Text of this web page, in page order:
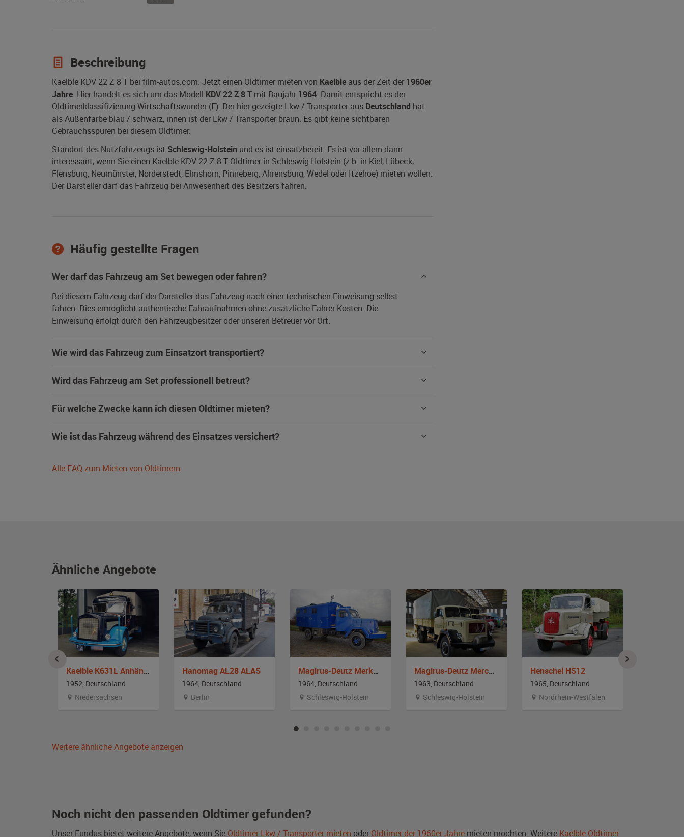
Beschreibung
Kaelble KDV 22 Z 8 T bei film-autos.com: Jetzt einen Oldtimer mieten von Kaelble aus der Zeit der 1960er
Jahre. Hier handelt es sich um das Modell KDV 22 Z 8 T mit Baujahr 1964. Damit entspricht es der
Oldtimerklassifizierung Wirtschaftswunder (F). Der hier gezeigte Lkw / Transporter aus Deutschland hat
als Außenfarbe blau / schwarz, innen ist der Lkw / Transporter braun. Es gibt keine sichtbaren
Gebrauchsspuren bei diesem Oldtimer.
Standort des Nutzfahrzeugs ist Schleswig-Holstein und es ist einsatzbereit. Es ist vor allem dann
interessant, wenn Sie einen Kaelble KDV 22 Z 8 T Oldtimer in Schleswig-Holstein (z.b. in Kiel, Lübeck,
Flensburg, Neumünster, Norderstedt, Elmshorn, Pinneberg, Ahrensburg, Wedel oder Itzehoe) mieten wollen.
Der Darsteller darf das Fahrzeug bei Anwesenheit des Besitzers fahren.
Häufig gestellte Fragen
Wer darf das Fahrzeug am Set bewegen oder fahren?
Bei diesem Fahrzeug darf der Darsteller das Fahrzeug nach einer technischen Einweisung selbst
fahren. Dies ermöglicht authentische Fahraufnahmen ohne zusätzliche Fahrer-Kosten. Die
Einweisung erfolgt durch den Fahrzeugbesitzer oder unseren Betreuer vor Ort.
Wie wird das Fahrzeug zum Einsatzort transportiert?
Wird das Fahrzeug am Set professionell betreut?
Für welche Zwecke kann ich diesen Oldtimer mieten?
Wie ist das Fahrzeug während des Einsatzes versichert?
Alle FAQ zum Mieten von Oldtimern
Ähnliche Angebote
Kaelble K631L Anhängergespann
1952, Deutschland
Niedersachsen
Hanomag AL28 ALAS
1964, Deutschland
Berlin
Magirus-Deutz Merkur 120 AL
1964, Deutschland
Schleswig-Holstein
Magirus-Deutz Mercur 120
1963, Deutschland
Schleswig-Holstein
Henschel HS12
1965, Deutschland
Nordrhein-Westfalen
Weitere ähnliche Angebote anzeigen
Noch nicht den passenden Oldtimer gefunden?
Unser Fundus bietet weitere Angebote, wenn Sie Oldtimer Lkw / Transporter mieten oder Oldtimer der 1960er Jahre mieten möchten. Weitere Kaelble Oldtimer